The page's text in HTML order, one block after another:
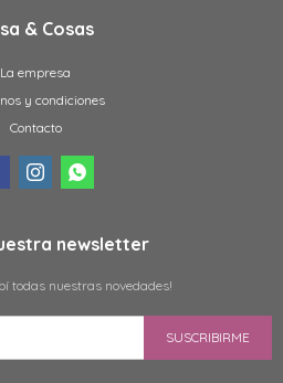
& Cosas
La empresa
y condiciones
Contacto
 
newsletter
todas nuestras novedades!
SUSCRIBIRME